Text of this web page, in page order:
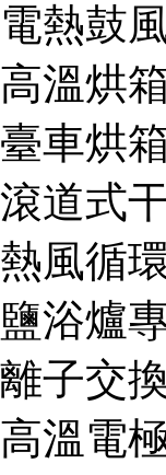
電熱鼓
高溫烘
臺車烘
滾道式
熱風循
鹽浴爐
離子交
高溫電